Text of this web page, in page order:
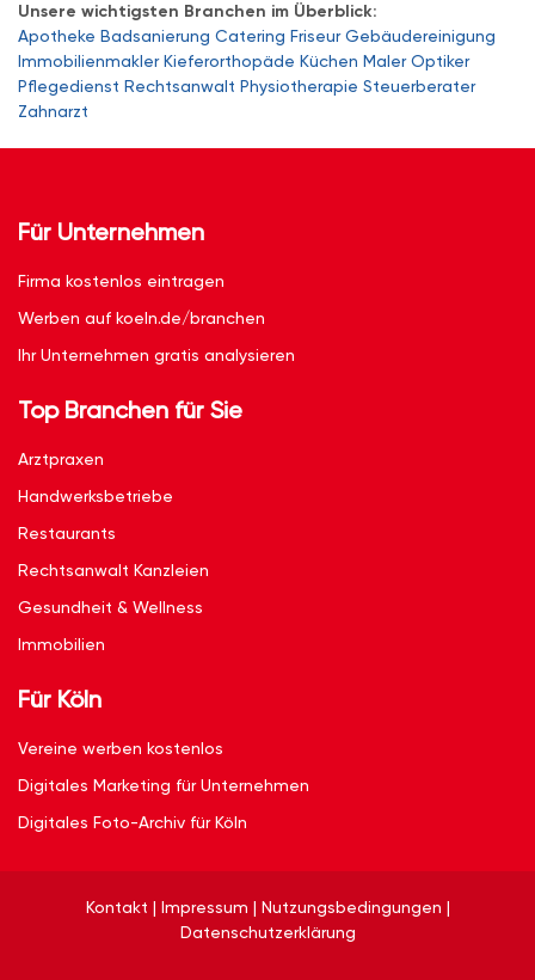
Unsere wichtigsten Branchen im Überblick:
Apotheke Badsanierung Catering Friseur Gebäudereinigung
Immobilienmakler Kieferorthopäde Küchen Maler Optiker
Pflegedienst Rechtsanwalt Physiotherapie Steuerberater
Zahnarzt
Für Unternehmen
Firma kostenlos eintragen
Werben auf koeln.de/branchen
Ihr Unternehmen gratis analysieren
Top Branchen für Sie
Arztpraxen
Handwerksbetriebe
Restaurants
Rechtsanwalt Kanzleien
Gesundheit & Wellness
Immobilien
Für Köln
Vereine werben kostenlos
Digitales Marketing für Unternehmen
Digitales Foto-Archiv für Köln
Kontakt | Impressum | Nutzungsbedingungen |
Datenschutzerklärung